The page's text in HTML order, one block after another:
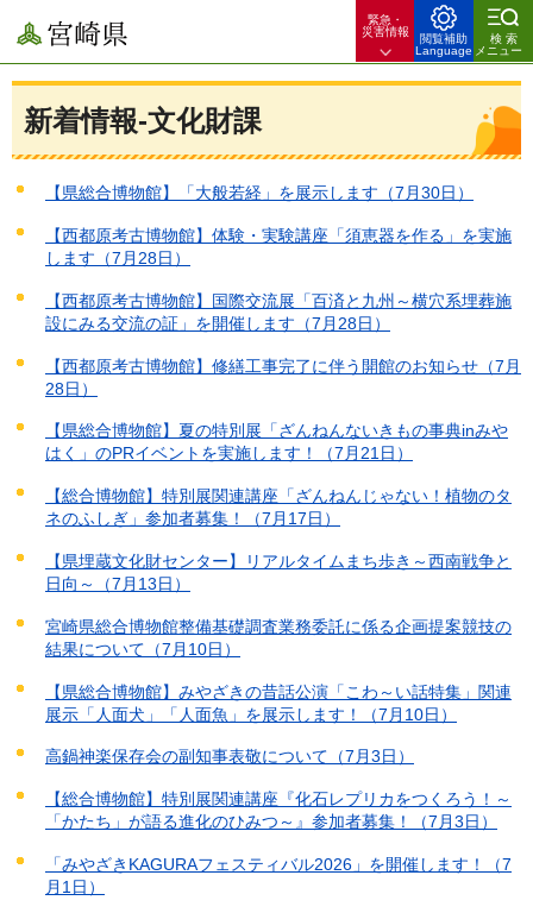
宮崎県
緊急・
災害情報
閲覧補助
Language
検索
メニュー
新着情報-文化財課
【県総合博物館】「大般若経」を展示します（7月30日）
【西都原考古博物館】体験・実験講座「須恵器を作る」を実施
します（7月28日）
【西都原考古博物館】国際交流展「百済と九州～横穴系埋葬施
設にみる交流の証」を開催します（7月28日）
【西都原考古博物館】修繕工事完了に伴う開館のお知らせ（7月
28日）
【県総合博物館】夏の特別展「ざんねんないきもの事典inみや
はく」のPRイベントを実施します！（7月21日）
【総合博物館】特別展関連講座「ざんねんじゃない！植物のタ
ネのふしぎ」参加者募集！（7月17日）
【県埋蔵文化財センター】リアルタイムまち歩き～西南戦争と
日向～（7月13日）
宮崎県総合博物館整備基礎調査業務委託に係る企画提案競技の
結果について（7月10日）
【県総合博物館】みやざきの昔話公演「こわ～い話特集」関連
展示「人面犬」「人面魚」を展示します！（7月10日）
高鍋神楽保存会の副知事表敬について（7月3日）
【総合博物館】特別展関連講座『化石レプリカをつくろう！～
「かたち」が語る進化のひみつ～』参加者募集！（7月3日）
「みやざきKAGURAフェスティバル2026」を開催します！（7
月1日）